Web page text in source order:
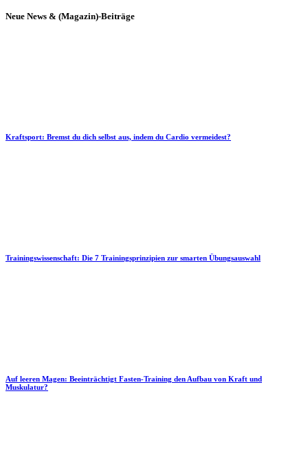
Neue News & (Magazin)-Beiträge
Kraftsport: Bremst du dich selbst aus, indem du Cardio vermeidest?
Trainingswissenschaft: Die 7 Trainingsprinzipien zur smarten Übungsauswahl
Auf leeren Magen: Beeinträchtigt Fasten-Training den Aufbau von Kraft und
Muskulatur?